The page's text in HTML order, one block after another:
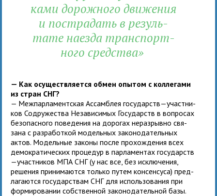
ками дорож­ного дви­же­ния
и постра­дать в резуль­
тате наезда транс­порт­
ного средства»
— Как осу­ществ­ля­ется обмен опы­том с кол­ле­гами
из стран СНГ?
— Межпарламент­ская Ассамблея госу­дарств—участ­ни­
ков Содружества Независимых Государств в вопро­сах
без­опас­ного пове­де­ния на доро­гах нераз­рывно свя­
зана с раз­ра­бот­кой модель­ных зако­но­да­тель­ных
актов. Модельные законы после про­хож­де­ния всех
демо­кра­ти­че­ских про­це­дур в пар­ла­мен­тах госу­дарств
—участ­ни­ков МПА СНГ (у нас все, без исклю­че­ния,
реше­ния при­ни­ма­ются только путем кон­сен­суса) пред­
ла­га­ются госу­дар­ствам СНГ для исполь­зо­ва­ния при
фор­ми­ро­ва­нии соб­ствен­ной зако­но­да­тель­ной базы.